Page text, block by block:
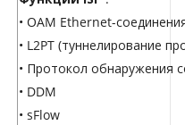
• OAM Ethernet-
• L2PT (туннелирование
• Протокол обнаружения
• DDM
• sFlow